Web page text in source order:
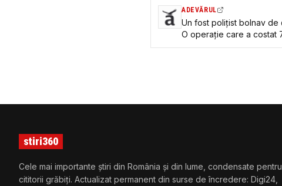
ADEVĂRUL
Un fost polițist bolnav de
O operație care a costat
decontare
stiri360
Cele mai importante știri din România și din lume, condensate pentru
cititorii grăbiți. Actualizat permanent din surse de încredere: Digi24,